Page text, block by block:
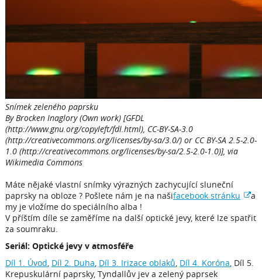
Snímek zeleného paprsku
By Brocken Inaglory (Own work) [GFDL
(http://www.gnu.org/copyleft/fdl.html), CC-BY-SA-3.0
(http://creativecommons.org/licenses/by-sa/3.0/) or CC BY-SA 2.5-2.0-
1.0 (http://creativecommons.org/licenses/by-sa/2.5-2.0-1.0)], via
Wikimedia Commons
Máte nějaké vlastní snímky výrazných zachycující sluneční
paprsky na obloze ? Pošlete nám je na našifacebook stránku
a
my je vložíme do speciálního alba !
V příštím díle se zaměříme na další optické jevy, které lze spatřit
za soumraku.
Seriál: Optické jevy v atmosféře
Díl 1. Úvod, Díl 2. Duha, Díl 3. Irizace oblaků, Díl 4. Koróna, Díl 5.
Krepuskulární paprsky, Tyndallův jev a zelený paprsek